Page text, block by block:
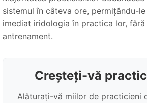
sistemul în câteva ore, permițându-
imediat iridologia în practica lor,
antrenament.
Creșteți-vă
Alăturați-vă miilor de practicieni